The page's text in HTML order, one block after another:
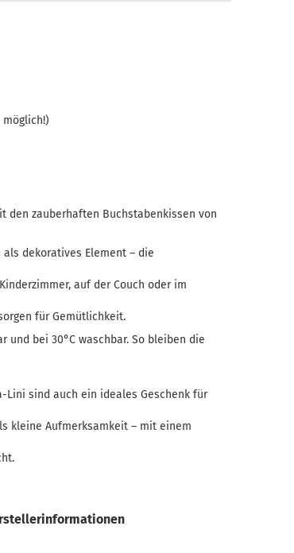
möglich!)
den zauberhaften Buchstabenkissen von
dekoratives Element – die
auf der Couch oder im
für Gemütlichkeit.
und bei 30°C waschbar. So bleiben die
Lini sind auch ein ideales Geschenk für
kleine Aufmerksamkeit – mit einem